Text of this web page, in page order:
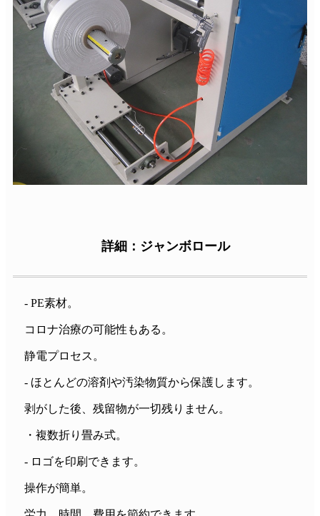
詳細：ジャンボロール
- PE素材。
コロナ治療の可能性もある。
静電プロセス。
- ほとんどの溶剤や汚染物質から保護します。
剥がした後、残留物が一切残りません。
・複数折り畳み式。
- ロゴを印刷できます。
操作が簡単。